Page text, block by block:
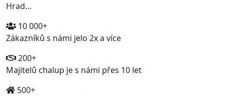
Hrad…
10 000+
Zákazníků s námi jelo 2x a více
200+
Majitelů chalup je s námi přes 10 let
500+